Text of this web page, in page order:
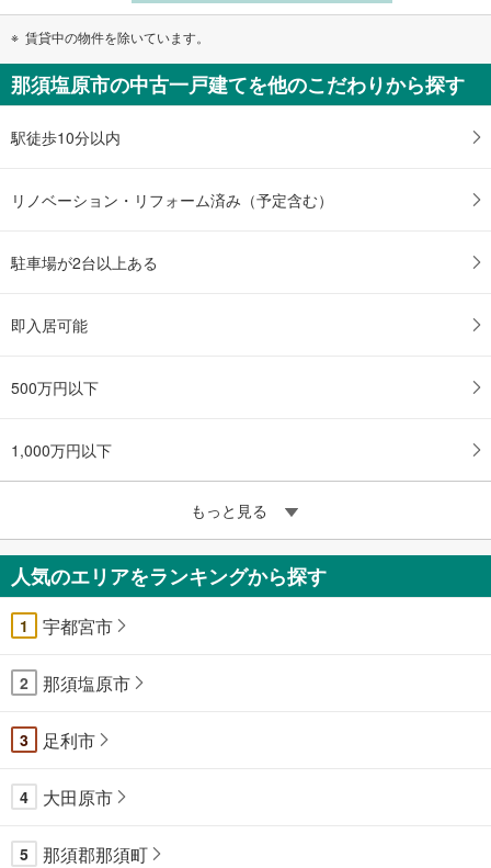
賃貸中の物件を除いています。
那須塩原市の中古一戸建てを他のこだわりから探す
駅徒歩10分以内
リノベーション・リフォーム済み（予定含む）
駐車場が2台以上ある
即入居可能
500万円以下
1,000万円以下
もっと見る
人気のエリアをランキングから探す
1 宇都宮市
2 那須塩原市
3 足利市
4 大田原市
5 那須郡那須町